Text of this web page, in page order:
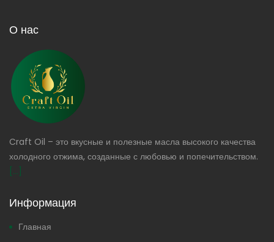
О нас
Craft Oil – это вкусные и полезные масла высокого качества
холодного отжима, созданные с любовью и попечительством.
[...]
Информация
Главная